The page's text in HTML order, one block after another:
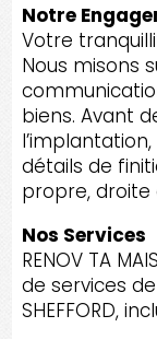
Notre
Votre
Nous misons
biens. Avant
détails de
propre, droite
Nos Services
RENOV TA
de services de
SHEFFORD,